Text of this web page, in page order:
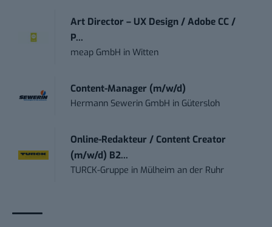
Art Director – UX Design / Adobe CC /
P...
meap GmbH inWitten
Content-Manager (m/w/d)
Hermann Sewerin GmbH in Gütersloh
Online-Redakteur / Content Creator
(m/w/d) B2...
TURCK-Gruppe in Mülheim an der Ruhr